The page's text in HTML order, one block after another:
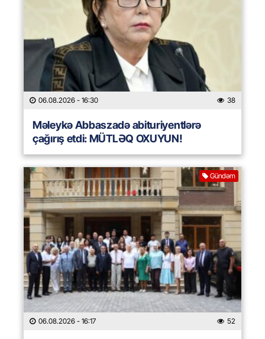
06.08.2026 - 16:30 38
Məleykə Abbaszadə abituriyentlərə
çağırış etdi: MÜTLƏQ OXUYUN!
Gündəm
06.08.2026 - 16:17 52